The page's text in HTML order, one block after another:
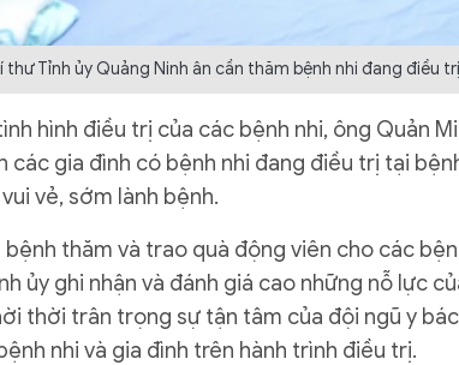
thư Tỉnh ủy Quảng Ninh ân cần thăm bệnh nhi đang điều
hình điều trị của các bệnh nhi, ông Quản
các gia đình có bệnh nhi đang điều trị tại
vẻ, sớm lành bệnh.
thăm và trao quà động viên cho các
ủy ghi nhận và đánh giá cao những nỗ lực
thời trân trọng sự tận tâm của đội ngũ y
nhi và gia đình trên hành trình điều trị.